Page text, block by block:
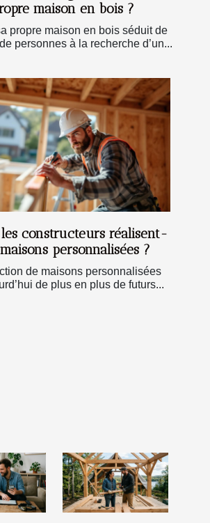
maison en bois ?
propre maison en bois séduit de
personnes à la recherche d’un...
constructeurs réalisent-
personnalisées ?
de maisons personnalisées
de plus en plus de futurs...